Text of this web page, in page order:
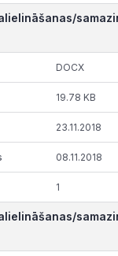
DOCX
19.78 KB
23.11.2018
08.11.2018
1